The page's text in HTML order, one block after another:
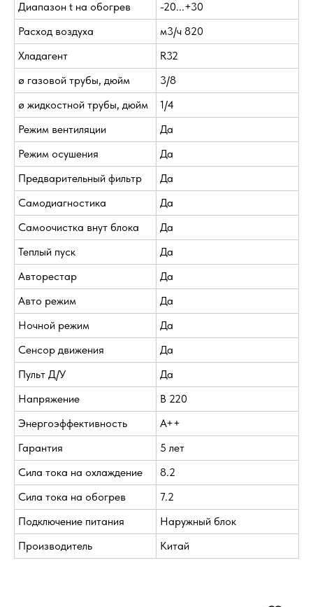
Диапазон t на обогрев
-20...+30
Расход воздуха
м3/ч 820
Хладагент
R32
ø газовой трубы, дюйм
3/8
ø жидкостной трубы, дюйм
1/4
Режим вентиляции
Да
Режим осушения
Да
Предварительный фильтр
Да
Самодиагностика
Да
Самоочистка внут блока
Да
Теплый пуск
Да
Авторестар
Да
Авто режим
Да
Ночной режим
Да
Сенсор движения
Да
Пульт Д/У
Да
Напряжение
В 220
Энергоэффективность
A++
Гарантия
5 лет
Сила тока на охлаждение
8.2
Сила тока на обогрев
7.2
Подключение питания
Наружный блок
Производитель
Китай